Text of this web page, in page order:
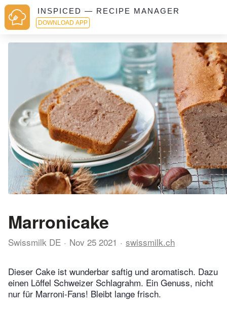
INSPICED — RECIPE MANAGER
DOWNLOAD APP
Marronicake
Swissmilk DE Nov 25 2021 swissmilk.ch
Dieser Cake ist wunderbar saftig und aromatisch. Dazu
einen Löffel Schweizer Schlagrahm. Ein Genuss, nicht
nur für Marroni-Fans! Bleibt lange frisch.